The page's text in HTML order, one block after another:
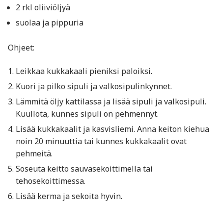
2 rkl oliiviöljyä
suolaa ja pippuria
Ohjeet:
Leikkaa kukkakaali pieniksi paloiksi.
Kuori ja pilko sipuli ja valkosipulinkynnet.
Lämmitä öljy kattilassa ja lisää sipuli ja valkosipuli.
Kuullota, kunnes sipuli on pehmennyt.
Lisää kukkakaalit ja kasvisliemi. Anna keiton kiehua
noin 20 minuuttia tai kunnes kukkakaalit ovat
pehmeitä.
Soseuta keitto sauvasekoittimella tai
tehosekoittimessa.
Lisää kerma ja sekoita hyvin.